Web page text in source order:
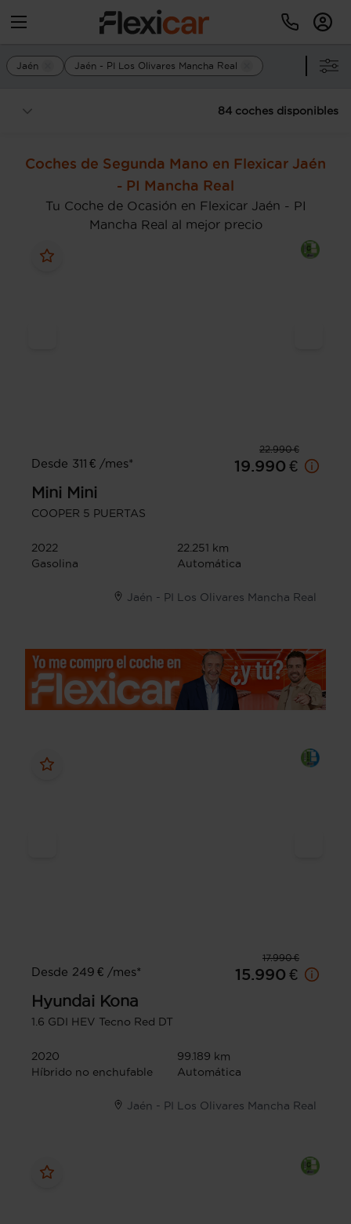
Jaén Jaén - PI Los Olivares Mancha Real
84 coches disponibles
Coches de Segunda Mano en Flexicar Jaén
- PI Mancha Real
Tu Coche de Ocasión en Flexicar Jaén - PI
Mancha Real al mejor precio
22.990 €
Desde 311 € /mes*
19.990 €
Mini Mini
COOPER 5 PUERTAS
2022
22.251 km
Gasolina
Automática
Jaén - PI Los Olivares Mancha Real
17.990 €
Desde 249 € /mes*
15.990 €
Hyundai Kona
1.6 GDI HEV Tecno Red DT
2020
99.189 km
Híbrido no enchufable
Automática
Jaén - PI Los Olivares Mancha Real